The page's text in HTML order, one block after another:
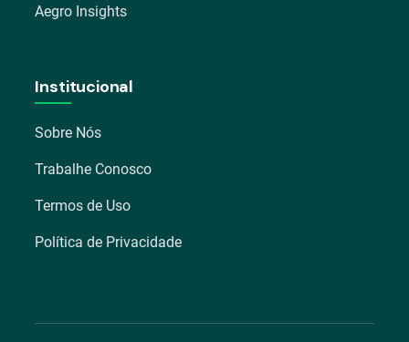
Aegro Insights
Institucional
Sobre Nós
Trabalhe Conosco
Termos de Uso
Política de Privacidade